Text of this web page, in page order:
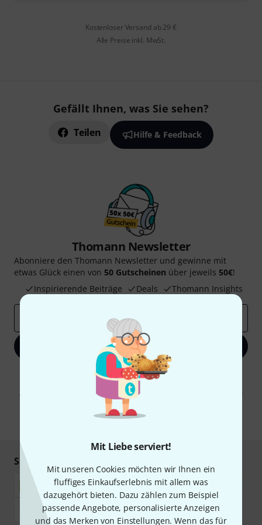
Mit Liebe serviert!
Mit unseren Cookies möchten wir Ihnen ein
fluffiges Einkaufserlebnis mit allem was
dazugehört bieten. Dazu zählen zum Beispiel
passende Angebote, personalisierte Anzeigen
und das Merken von Einstellungen. Wenn das für
Kostenloser Versand ab 29 €
Alle Preise inkl. MwSt.
Gefällt Ihnen, was Sie sehen?
Teilen Hilfe & Feedback
Thomann Newsletter
Abonniere den Thomann Newsletter und gewinne mit
etwas Glück einen von 50 Gutscheinen über jeweils 50€!
Inspirierende Beiträge
Deals Thomann Insights
Jetzt anmelden
Mit Klick auf „Jetzt anmelden“ stimmen Sie dem Erhalt von E-Mail-
Werbung und einer Messung des E-Mail-Nutzungsverhaltens zu. Die
Abmeldung ist jederzeit möglich. Weitere Informationen finden Sie in
unserenDatenschutzhinweisen
* Pflichtfeld
Sicher einkaufen & bezahlen